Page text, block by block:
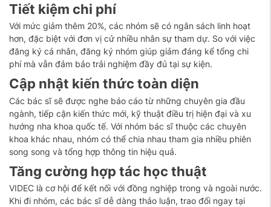
Tiết kiệm chi phí
Với mức giảm thêm 20%, các nhóm sẽ có ngân sách linh hoạt
hơn, đặc biệt với đơn vị cử nhiều nhân sự tham dự. So với việc
đăng ký cá nhân, đăng ký nhóm giúp giảm đáng kể tổng chi
phí mà vẫn đảm bảo trải nghiệm đầy đủ tại sự kiện.
Cập nhật kiến thức toàn diện
Các bác sĩ sẽ được nghe báo cáo từ những chuyên gia đầu
ngành, tiếp cận kiến thức mới, kỹ thuật điều trị hiện đại và xu
hướng nha khoa quốc tế. Với nhóm bác sĩ thuộc các chuyên
khoa khác nhau, nhóm có thể chia nhau tham gia nhiều phiên
song song và tổng hợp thông tin hiệu quả.
Tăng cường hợp tác học thuật
VIDEC là cơ hội để kết nối với đồng nghiệp trong và ngoài nước.
Khi đi nhóm, các bác sĩ dễ dàng thảo luận, trao đổi ngay tại